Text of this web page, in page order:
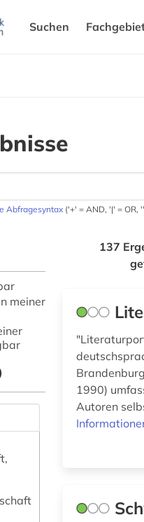
Suchen
Abfragesyntax ('+' = AND, '|' = OR,
meiner
137
1990)
Autoren